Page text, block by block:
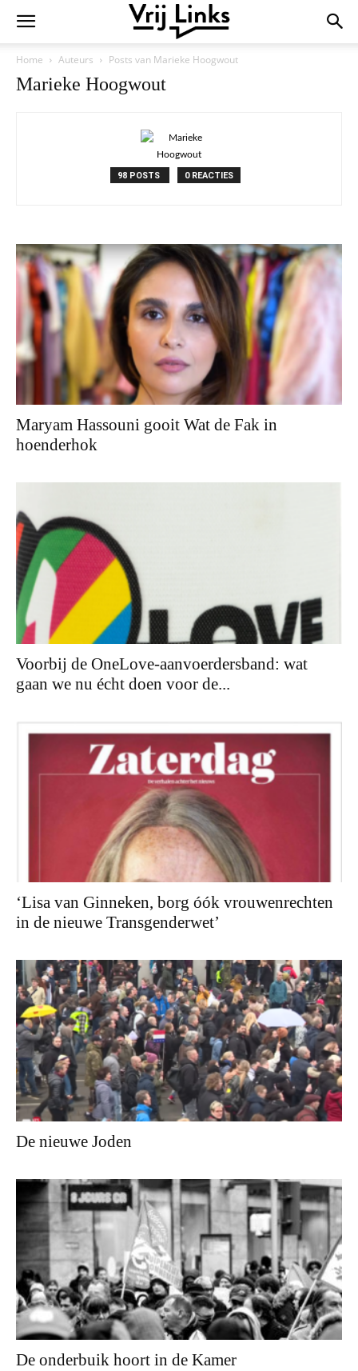
Home Auteurs Posts van Marieke Hoogwout
Marieke Hoogwout
98 POSTS 0 REACTIES
Maryam Hassouni gooit Wat de Fak in
hoenderhok
Voorbij de OneLove-aanvoerdersband: wat
gaan we nu écht doen voor de...
‘Lisa van Ginneken, borg óók vrouwenrechten
in de nieuwe Transgenderwet’
De nieuwe Joden
De onderbuik hoort in de Kamer